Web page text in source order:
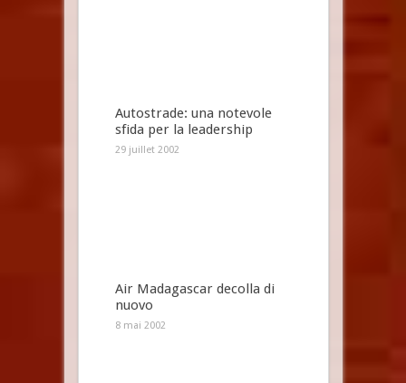
Autostrade: una notevole
sfida per la leadership
29 juillet 2002
Air Madagascar decolla di
nuovo
8 mai 2002